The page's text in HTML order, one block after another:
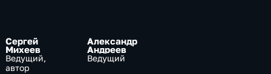
Сергей
Михеев
Ведущий,
автор
Александр
Андреев
Ведущий